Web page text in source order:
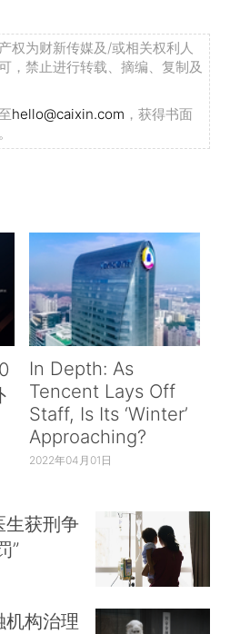
权为财新传媒及/或相关权利人
，禁止进行转载、摘编、复制及
hello@caixin.com ，获得书面
In Depth: As
Tencent Lays Off
Staff, Is Its ‘Winter’
Approaching?
2022年04月01日
生获刑争
”
机构治理